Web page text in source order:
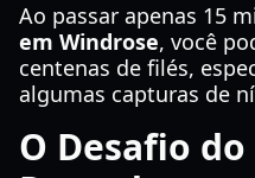
Ao passar apenas 15
em Windrose, você
centenas de filés,
algumas capturas de
O Desafio